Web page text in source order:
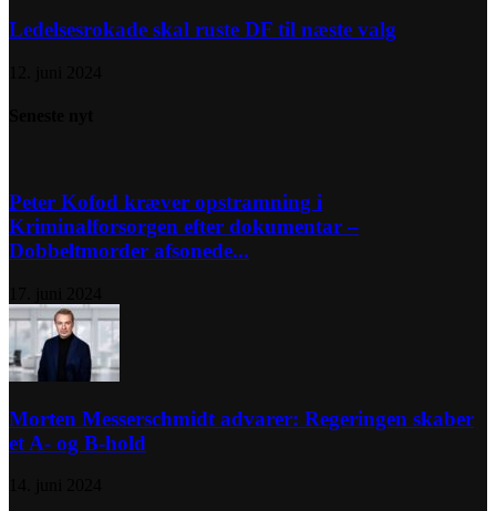
Ledelsesrokade skal ruste DF til næste valg
Peter Kofod kræver opstramning i
Kriminalforsorgen efter dokumentar –
Dobbeltmorder afsonede...
Morten Messerschmidt advarer: Regeringen skaber
et A- og B-hold